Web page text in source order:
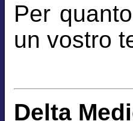
Per
un vostro
Delta